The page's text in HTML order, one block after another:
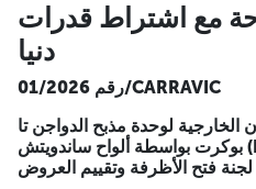
مع اشتراط قدرات
دنيا
رقم 01/2026/CARRAVIC
لوحدة مذبح الدواجن تا بوكرت
بواسطة ألواح ساندويتش (Panneaux Sandwich) لا يفتح الا من
مع اشتراط قدرات
دنيا
رقم 01/2026/CARRAVIC
لوحدة مذبح الدواجن تا
بوكرت بواسطة ألواح ساندويتش (Panneaux Sandwich) لا